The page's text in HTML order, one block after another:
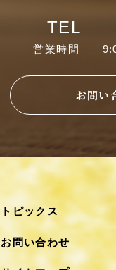
TEL
営業時間
お問い
トピックス
お問い合わせ